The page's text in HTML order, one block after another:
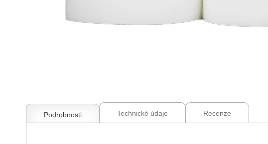
galeriePodrobnosti Technické údaje Recenze